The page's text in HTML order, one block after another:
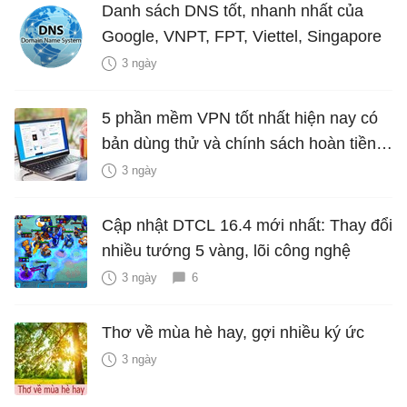
Danh sách DNS tốt, nhanh nhất của
Google, VNPT, FPT, Viettel, Singapore
3 ngày
5 phần mềm VPN tốt nhất hiện nay có
bản dùng thử và chính sách hoàn tiền
miễn phí
3 ngày
Cập nhật DTCL 16.4 mới nhất: Thay đổi
nhiều tướng 5 vàng, lõi công nghệ
3 ngày 6
Thơ về mùa hè hay, gợi nhiều ký ức
3 ngày